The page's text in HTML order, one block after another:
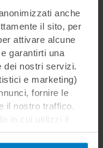
anche
il sito, per
attivare alcune
garantirti una
dei nostri servizi.
e marketing)
fornire le
il nostro traffico.
in cui utilizzi il
potrebbero
dei
offerte di